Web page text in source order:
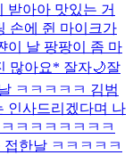
받아아 맛있는 거
손에 쥔 마이크가
이 날 팡팡이 좀 마
많아요* 잘자🌙잘
ㅋㅋㅋㅋㅋ 김범
인사드리겠다며 나
ㅋㅋㅋㅋㅋㅋㅋ
한날 ㅋㅋㅋㅋㅋ